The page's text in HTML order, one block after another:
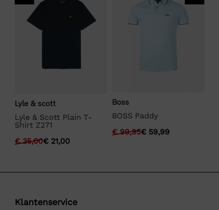
Lyle & scott
Lyle & Scott Plain T-
Shirt Z271
€35,00€ 21,00
Boss
BOSS Paddy
€99,95€ 59,99
Klantenservice